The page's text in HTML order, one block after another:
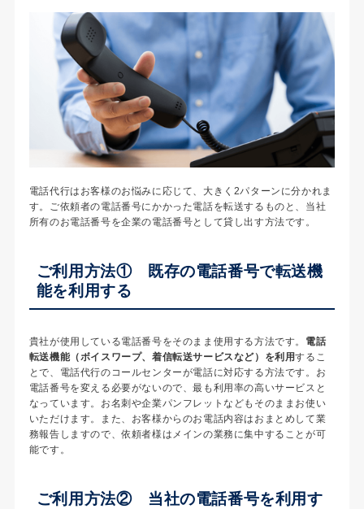
電話代行はお客様のお悩みに応じて、大きく2パターンに分かれま
す。ご依頼者の電話番号にかかった電話を転送するものと、当社
所有のお電話番号を企業の電話番号として貸し出す方法です。
ご利用方法① 既存の電話番号で転送機
能を利用する
貴社が使用している電話番号をそのまま使用する方法です。 電話
転送機能（ボイスワープ、着信転送サービスなど）を利用するこ
とで、電話代行のコールセンターが電話に対応する方法です。お
電話番号を変える必要がないので、最も利用率の高いサービスと
なっています。お名刺や企業パンフレットなどもそのままお使い
いただけます。また、お客様からのお電話内容はおまとめして業
務報告しますので、依頼者様はメインの業務に集中することが可
能です。
ご利用方法② 当社の電話番号を利用す